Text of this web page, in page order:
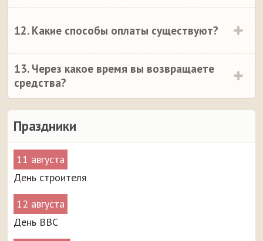
Праздники
11 августа
День строителя
12 августа
День ВВС
12. Какие способы оплаты существуют?
13. Через какое время вы возвращаете
средства?